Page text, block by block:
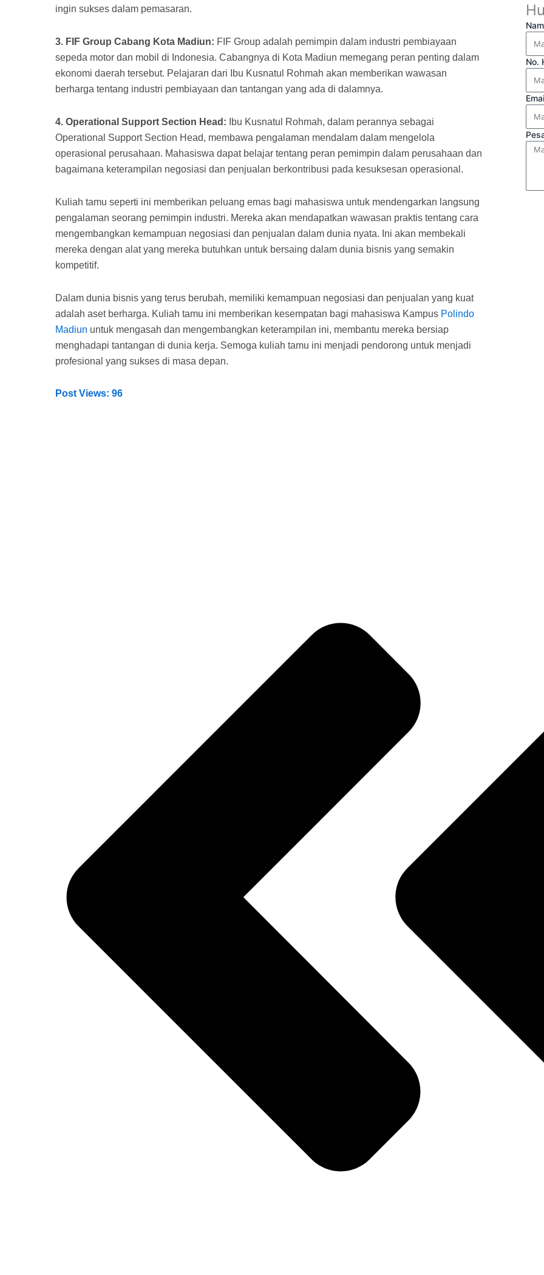
ingin sukses dalam pemasaran.
3. FIF Group Cabang Kota Madiun: FIF Group adalah pemimpin dalam industri pembiayaan
sepeda motor dan mobil di Indonesia. Cabangnya di Kota Madiun memegang peran penting dalam
ekonomi daerah tersebut. Pelajaran dari Ibu Kusnatul Rohmah akan memberikan wawasan
berharga tentang industri pembiayaan dan tantangan yang ada di dalamnya.
4. Operational Support Section Head: Ibu Kusnatul Rohmah, dalam perannya sebagai
Operational Support Section Head, membawa pengalaman mendalam dalam mengelola
operasional perusahaan. Mahasiswa dapat belajar tentang peran pemimpin dalam perusahaan dan
bagaimana keterampilan negosiasi dan penjualan berkontribusi pada kesuksesan operasional.
Kuliah tamu seperti ini memberikan peluang emas bagi mahasiswa untuk mendengarkan langsung
pengalaman seorang pemimpin industri. Mereka akan mendapatkan wawasan praktis tentang cara
mengembangkan kemampuan negosiasi dan penjualan dalam dunia nyata. Ini akan membekali
mereka dengan alat yang mereka butuhkan untuk bersaing dalam dunia bisnis yang semakin
kompetitif.
Dalam dunia bisnis yang terus berubah, memiliki kemampuan negosiasi dan penjualan yang kuat
adalah aset berharga. Kuliah tamu ini memberikan kesempatan bagi mahasiswa Kampus Polindo
Madiun untuk mengasah dan mengembangkan keterampilan ini, membantu mereka bersiap
menghadapi tantangan di dunia kerja. Semoga kuliah tamu ini menjadi pendorong untuk menjadi
profesional yang sukses di masa depan.
Post Views: 96
No.